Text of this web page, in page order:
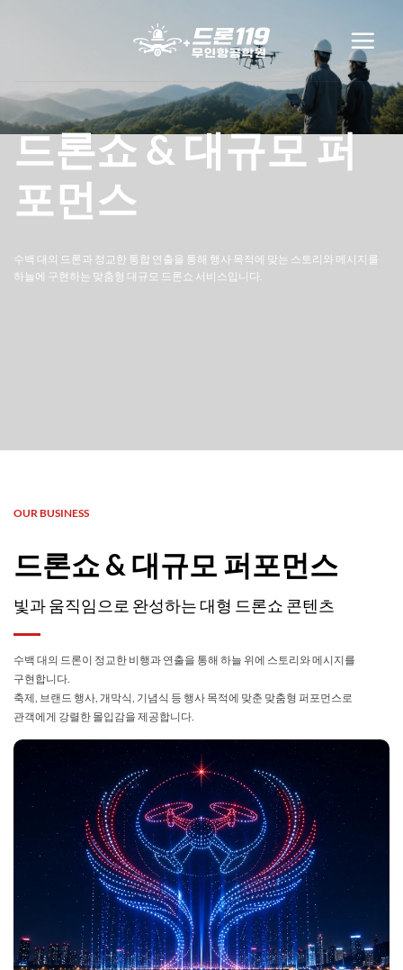
드론쇼 & 대규모 퍼
포먼스
수백 대의 드론과 정교한 통합 연출을 통해 행사 목적에 맞는 스토리와 메시지를
하늘에 구현하는 맞춤형 대규모 드론쇼 서비스입니다.
OUR BUSINESS
드론쇼 & 대규모 퍼포먼스
빛과 움직임으로 완성하는 대형 드론쇼 콘텐츠
수백 대의 드론이 정교한 비행과 연출을 통해 하늘 위에 스토리와 메시지를
구현합니다.
축제, 브랜드 행사, 개막식, 기념식 등 행사 목적에 맞춘 맞춤형 퍼포먼스로
관객에게 강렬한 몰입감을 제공합니다.